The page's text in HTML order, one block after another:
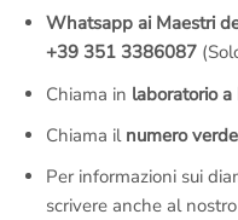
Whatsapp ai Maestri
+39 351 3386087
Chiama in laboratorio a
Chiama il numero
Per informazioni sui
scrivere anche al nostro